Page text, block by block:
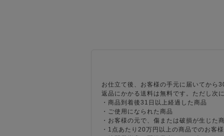
お仕立て後、お客様の手元に届いてから
返品にかかる送料は無料です。ただし次
・商品到着後31日以上経過した商品
・ご使用になられた商品
・お客様の元で、傷または破損が生じた
・1点あたり20万円以上の商品でのお客